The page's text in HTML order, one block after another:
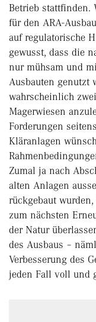
Betrieb stattfinden.
für den ARA-
auf regulatorische
gewusst, dass die
nur mühsam und
Ausbauten genutzt
wahrscheinlich
Magerwiesen
Forderungen
Kläranlagen
Zumal ja nach
alten Anlagen
rückgebaut
zum nächsten
der Natur
des Ausbaus –
Verbesserung des
jeden Fall voll und